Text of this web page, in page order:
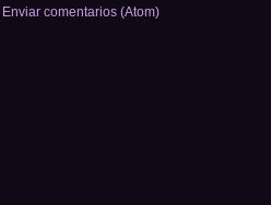
Enviar comentarios (Atom)